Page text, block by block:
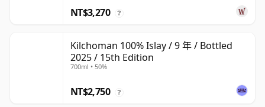
NT$3,270 ?
Kilchoman 100% Islay / 9 年 / Bottled
2025 / 15th Edition
700ml • 50%
NT$2,750 ?